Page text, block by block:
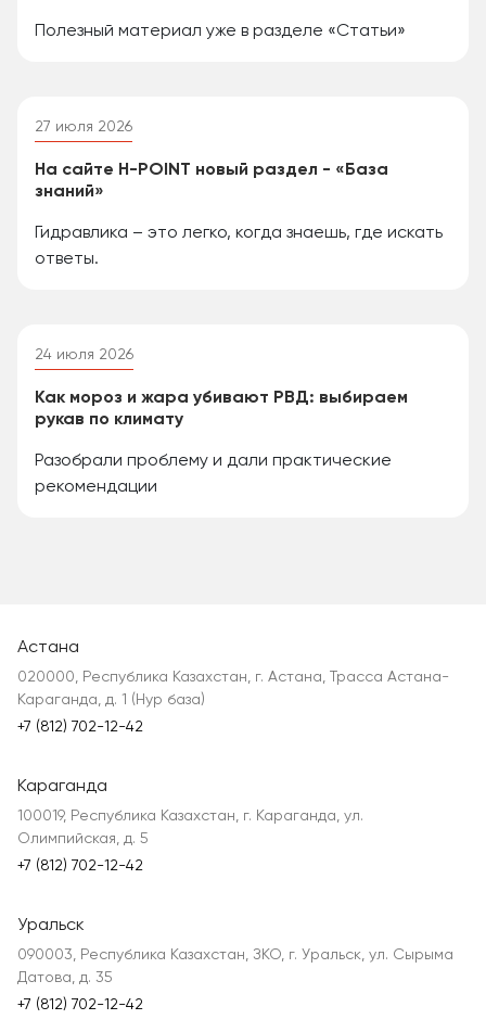
Полезный материал уже в разделе «Статьи»
27 июля 2026
На сайте H-POINT новый раздел - «База
знаний»
Гидравлика – это легко, когда знаешь, где искать
ответы.
24 июля 2026
Как мороз и жара убивают РВД: выбираем
рукав по климату
Разобрали проблему и дали практические
рекомендации
Астана
020000, Республика Казахстан, г. Астана, Трасса Астана-
Караганда, д. 1 (Нур база)
+7 (812) 702-12-42
Караганда
100019, Республика Казахстан, г. Караганда, ул.
Олимпийская, д. 5
+7 (812) 702-12-42
Уральск
090003, Республика Казахстан, ЗКО, г. Уральск, ул. Сырыма
Датова, д. 35
+7 (812) 702-12-42